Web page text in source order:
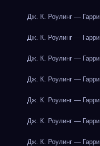
Дж. К. Роулинг —
Дж. К. Роулинг —
Дж. К. Роулинг —
Дж. К. Роулинг —
Дж. К. Роулинг —
Дж. К. Роулинг —
Дж. К. Роулинг —